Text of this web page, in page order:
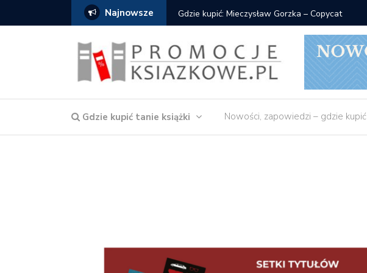
Najnowsze Gdzie kupić: Mieczysław Gorzka – Copycat
Gdzie kupić tanie książki Nowości, zapowiedzi – gdzie kupić